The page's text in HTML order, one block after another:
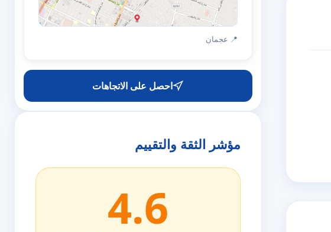
📍 عجمان
احصل على الاتجاهات
مؤشر الثقة والتقييم
4.6